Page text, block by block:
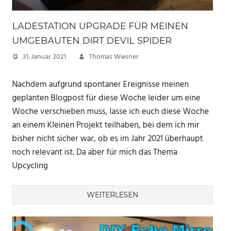
LADESTATION UPGRADE FÜR MEINEN
UMGEBAUTEN DIRT DEVIL SPIDER
31. Januar 2021 Thomas Wiesner
Nachdem aufgrund spontaner Ereignisse meinen
geplanten Blogpost für diese Woche leider um eine
Woche verschieben muss, lasse ich euch diese Woche
an einem Kleinen Projekt teilhaben, bei dem ich mir
bisher nicht sicher war, ob es im Jahr 2021 überhaupt
noch relevant ist. Da aber für mich das Thema
Upcycling
WEITERLESEN